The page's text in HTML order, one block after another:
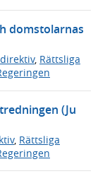
domstolarnas
, Rättsliga
(Ju
, Rättsliga